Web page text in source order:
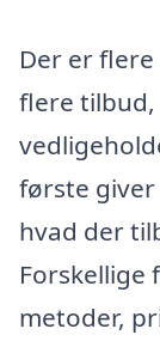
Der er
flere
første
hvad der
Forskellige
metoder,